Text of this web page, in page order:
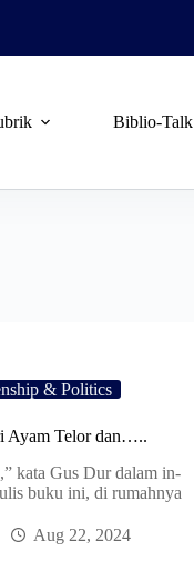
Biblio-Talk
& Politics
Ayam Telor dan…..
kata Gus Dur dalam in-
buku ini, di rumahnya
Aug 22, 2024